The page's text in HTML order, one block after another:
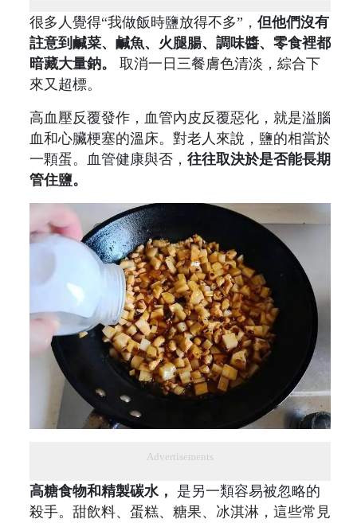
很多人覺得“我做飯時鹽放得不多”， 但他們沒有
註意到鹹菜、鹹魚、火腿腸、調味醬、零食裡都
暗藏大量鈉。
取消一日三餐膚色清淡，綜合下
來又超標。
高血壓反覆發作，血管內皮反覆惡化，就是溢腦
血和心臟梗塞的溫床。對老人來說，鹽的相當於
一顆蛋。血管健康與否， 往往取決於是否能長期
管住鹽。
Advertisements
高糖食物和精製碳水，
是另一類容易被忽略的
殺手。甜飲料、蛋糕、糖果、冰淇淋，這些常見